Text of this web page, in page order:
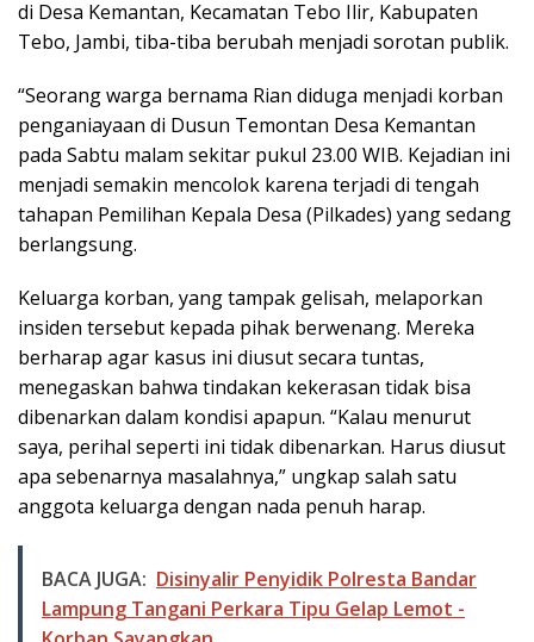
e
b
o
k
t
s
p
p
r
e
di Desa Kemantan, Kecamatan Tebo Ilir, Kabupaten
Tebo, Jambi, tiba-tiba berubah menjadi sorotan publik.
“Seorang warga bernama Rian diduga menjadi korban
penganiayaan di Dusun Temontan Desa Kemantan
pada Sabtu malam sekitar pukul 23.00 WIB. Kejadian ini
menjadi semakin mencolok karena terjadi di tengah
tahapan Pemilihan Kepala Desa (Pilkades) yang sedang
berlangsung.
Keluarga korban, yang tampak gelisah, melaporkan
insiden tersebut kepada pihak berwenang. Mereka
berharap agar kasus ini diusut secara tuntas,
menegaskan bahwa tindakan kekerasan tidak bisa
dibenarkan dalam kondisi apapun. “Kalau menurut
saya, perihal seperti ini tidak dibenarkan. Harus diusut
apa sebenarnya masalahnya,” ungkap salah satu
anggota keluarga dengan nada penuh harap.
BACA JUGA: Disinyalir Penyidik Polresta Bandar
Lampung Tangani Perkara Tipu Gelap Lemot -